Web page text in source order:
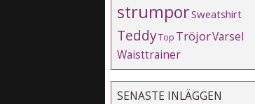
strumporSweatshirt
TeddyTop TröjorVarsel
Waisttrainer
SENASTE INLÄGGEN